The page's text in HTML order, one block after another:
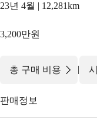
23년 4월 | 12,281km
3,200만원
총 구매 비용 |
판매정보